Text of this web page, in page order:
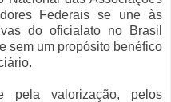
Federais se une às
do oficialato no Brasil
sem um propósito benéfico
pela valorização, pelos